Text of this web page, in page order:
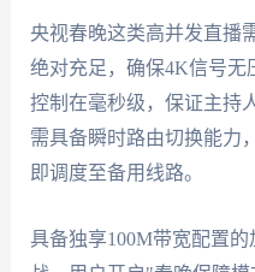
央视春晚这类高并发直播
绝对充足，确保4K信号无
控制在毫秒级，保证主持
需具备瞬时路由切换能力
即调度至备用线路。
具备独享100M带宽配置